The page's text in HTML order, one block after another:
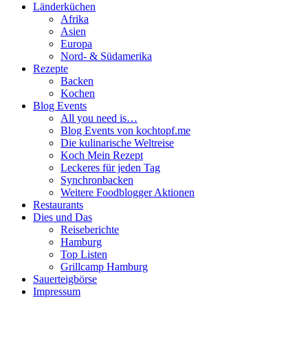
Länderküchen
Afrika
Asien
Europa
Nord- & Südamerika
Rezepte
Backen
Kochen
Blog Events
All you need is…
Blog Events von kochtopf.me
Die kulinarische Weltreise
Koch Mein Rezept
Leckeres für jeden Tag
Synchronbacken
Weitere Foodblogger Aktionen
Restaurants
Dies und Das
Reiseberichte
Hamburg
Top Listen
Grillcamp Hamburg
Sauerteigbörse
Impressum